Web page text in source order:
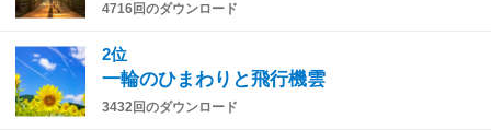
4716回のダウンロード
2位
一輪のひまわりと飛行機雲
3432回のダウンロード